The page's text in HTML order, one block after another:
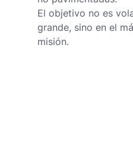
El objetivo no es
grande, sino en el
misión.